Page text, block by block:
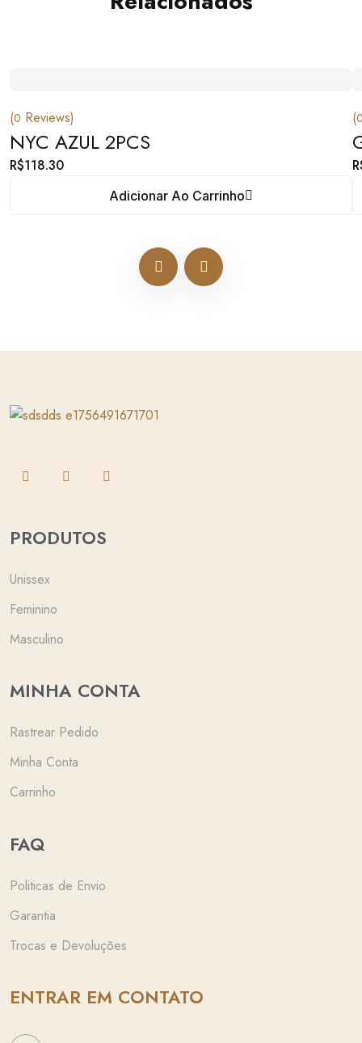
(0 Reviews)
NYC AZUL 2PCS
R$118.30
Adicionar Ao Carrinho
(
PRODUTOS
Unissex
Feminino
Masculino
MINHA CONTA
Rastrear Pedido
Minha Conta
Carrinho
FAQ
Politicas de Envio
Garantia
Trocas e Devoluções
ENTRAR EM CONTATO